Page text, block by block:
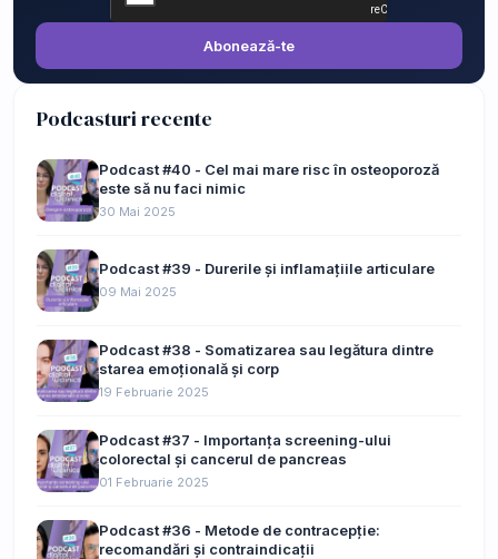
Abonează-te
Podcasturi recente
Podcast #40 - Cel mai mare risc în osteoporoză
este să nu faci nimic
30 Mai 2025
Podcast #39 - Durerile și inflamațiile articulare
09 Mai 2025
Podcast #38 - Somatizarea sau legătura dintre
starea emoțională și corp
19 Februarie 2025
Podcast #37 - Importanța screening-ului
colorectal și cancerul de pancreas
01 Februarie 2025
Podcast #36 - Metode de contracepție:
recomandări și contraindicații